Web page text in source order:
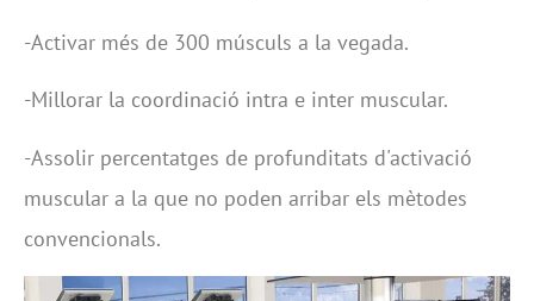
-Activar més de 300 músculs a la vegada.
-Millorar la coordinació intra e inter muscular.
-Assolir percentatges de profunditats d'activació
muscular a la que no poden arribar els mètodes
convencionals.